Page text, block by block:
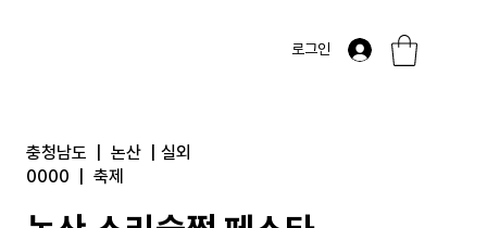
로그인
충청남도 논산
실외
0000
축제